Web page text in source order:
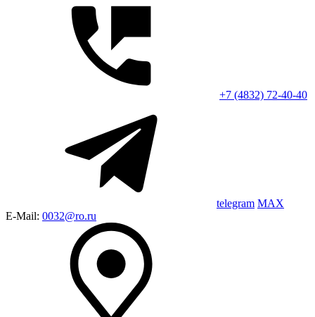
+7 (4832) 72-40-40
telegram MAX
E-Mail: 0032@ro.ru